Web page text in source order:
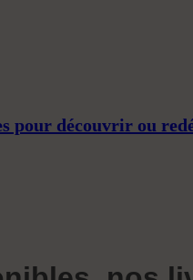
pour découvrir ou